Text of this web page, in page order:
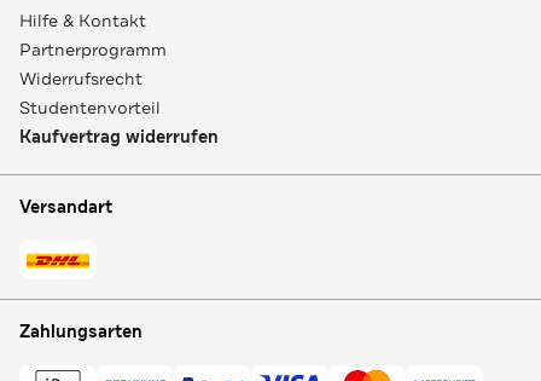
Hilfe & Kontakt
Partnerprogramm
Widerrufsrecht
Studentenvorteil
Kaufvertrag widerrufen
Versandart
Zahlungsarten